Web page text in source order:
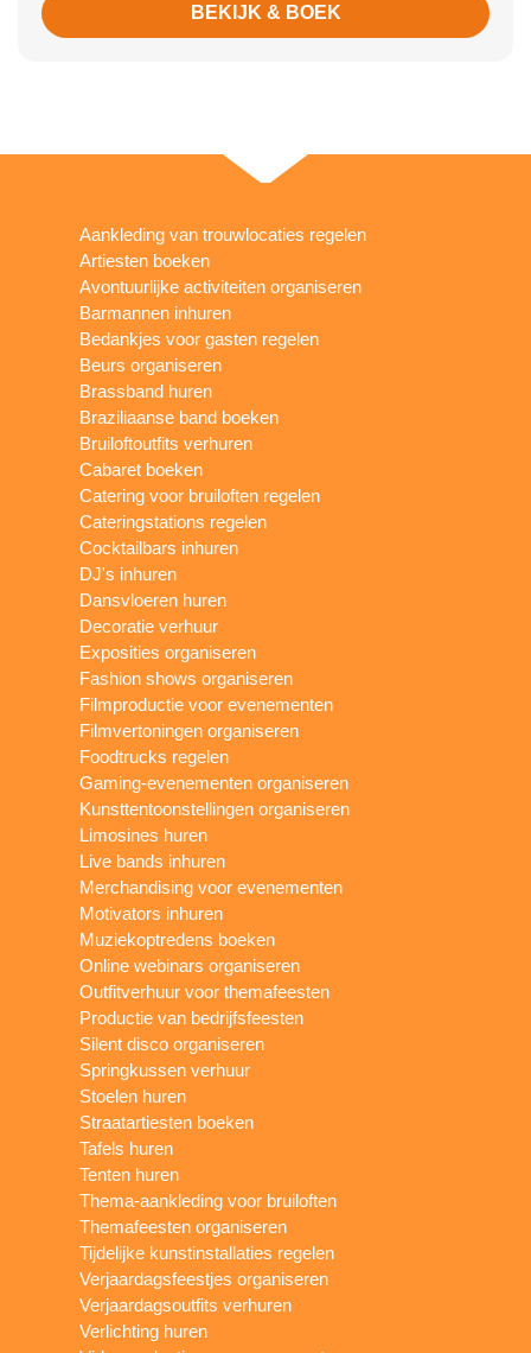
BEKIJK & BOEK
Aankleding van trouwlocaties regelen
Artiesten boeken
Avontuurlijke activiteiten organiseren
Barmannen inhuren
Bedankjes voor gasten regelen
Beurs organiseren
Brassband huren
Braziliaanse band boeken
Bruiloftoutfits verhuren
Cabaret boeken
Catering voor bruiloften regelen
Cateringstations regelen
Cocktailbars inhuren
DJ's inhuren
Dansvloeren huren
Decoratie verhuur
Exposities organiseren
Fashion shows organiseren
Filmproductie voor evenementen
Filmvertoningen organiseren
Foodtrucks regelen
Gaming-evenementen organiseren
Kunsttentoonstellingen organiseren
Limosines huren
Live bands inhuren
Merchandising voor evenementen
Motivators inhuren
Muziekoptredens boeken
Online webinars organiseren
Outfitverhuur voor themafeesten
Productie van bedrijfsfeesten
Silent disco organiseren
Springkussen verhuur
Stoelen huren
Straatartiesten boeken
Tafels huren
Tenten huren
Thema-aankleding voor bruiloften
Themafeesten organiseren
Tijdelijke kunstinstallaties regelen
Verjaardagsfeestjes organiseren
Verjaardagsoutfits verhuren
Verlichting huren